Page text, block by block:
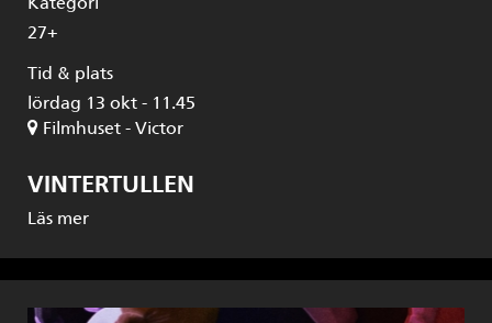
27+
Tid & plats
lördag 13 okt - 11.45
Filmhuset - Victor
VINTERTULLEN
Läs mer